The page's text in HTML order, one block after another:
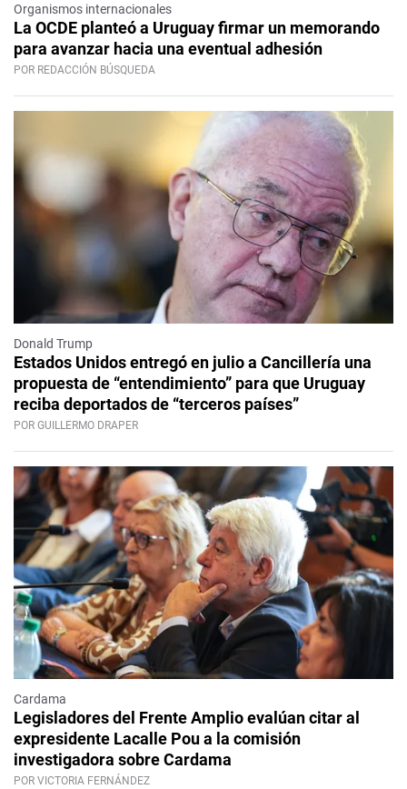
Organismos internacionales
La OCDE planteó a Uruguay firmar un memorando
para avanzar hacia una eventual adhesión
POR REDACCIÓN BÚSQUEDA
Donald Trump
Estados Unidos entregó en julio a Cancillería una
propuesta de “entendimiento” para que Uruguay
reciba deportados de “terceros países”
POR GUILLERMO DRAPER
Cardama
Legisladores del Frente Amplio evalúan citar al
expresidente Lacalle Pou a la comisión
investigadora sobre Cardama
POR VICTORIA FERNÁNDEZ